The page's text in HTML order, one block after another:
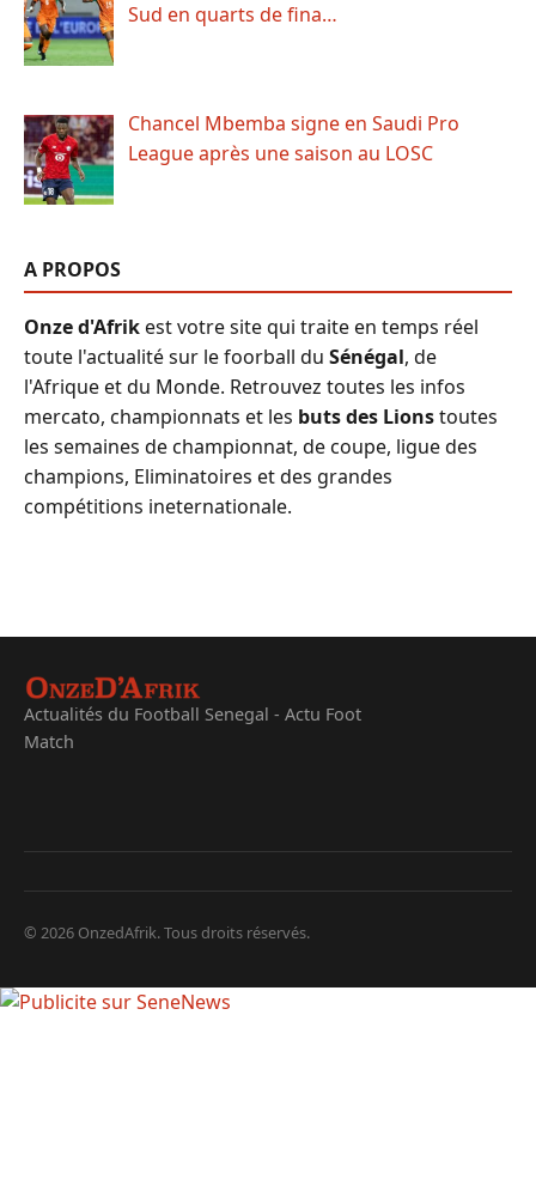
Sud en quarts de fina…
Chancel Mbemba signe en Saudi Pro
League après une saison au LOSC
A PROPOS
Onze d'Afrikest votre site qui traite en temps réel
toute l'actualité sur le foorball du Sénégal, de
l'Afrique et du Monde. Retrouvez toutes les infos
mercato, championnats et les buts des Lionstoutes
les semaines de championnat, de coupe, ligue des
champions, Eliminatoires et des grandes
compétitions ineternationale.
Actualités du Football Senegal - Actu Foot
Match
© 2026 OnzedAfrik. Tous droits réservés.